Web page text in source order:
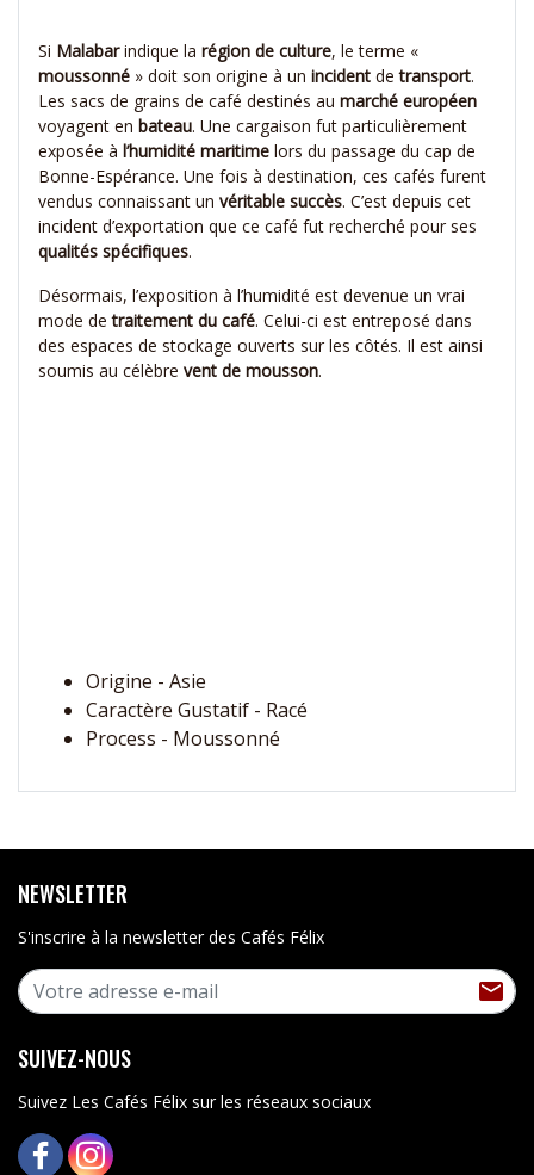
Si Malabarindique la région de culture, le terme «
moussonné » doit son origine à un incident detransport.
Les sacs de grains de café destinés au marché européen
voyagent en bateau. Une cargaison fut particulièrement
exposée à l’humidité maritime lors du passage du cap de
Bonne-Espérance. Une fois à destination, ces cafés furent
vendus connaissant un véritable succès. C’est depuis cet
incident d’exportation que ce café fut recherché pour ses
qualités spécifiques.
Désormais, l’exposition à l’humidité est devenue un vrai
mode detraitement du café. Celui-ci est entreposé dans
des espaces de stockage ouverts sur les côtés. Il est ainsi
soumis au célèbre vent de mousson.
Origine - Asie
Caractère Gustatif - Racé
Process - Moussonné
NEWSLETTER
S'inscrire à la newsletter des Cafés Félix

SUIVEZ-NOUS
Suivez Les Cafés Félix sur les réseaux sociaux
FACEBOOKINSTAGRAM